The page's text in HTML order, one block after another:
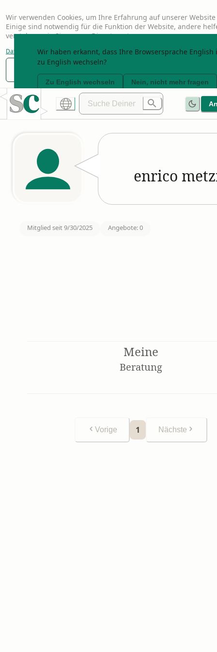
Wir verwenden Cookies, um Ihre Erfahrung auf unserer
Einige sind notwendig für die Funktion der Website, andere
verstehen, wie Sie unsere Dienste nutzen.
DatenschutzerklärungWir haben erkannt, dass Ihre Browsersprache English
zu English wechseln?
Zu English wechseln Nein, nicht mehr fragen
enrico
Mitglied seit9/30/2025 Angebote:0
Meine
Beratung
Vorige 1 Nächste